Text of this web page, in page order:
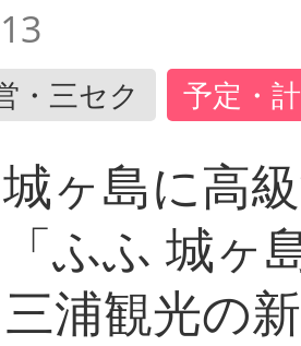
・三セク 予定・
ヶ島に高
ふふ 城ヶ
浦観光の